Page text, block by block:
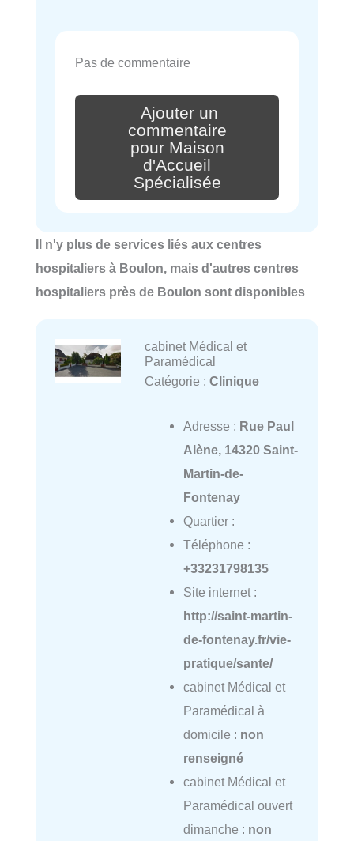
Pas de commentaire
Ajouter un
commentaire
pour Maison
d'Accueil
Spécialisée
Il n'y plus de services liés aux centres
hospitaliers à Boulon, mais d'autres centres
hospitaliers près de Boulon sont disponibles
cabinet Médical et
Paramédical
Catégorie : Clinique
Adresse : Rue Paul
Alène, 14320 Saint-
Martin-de-
Fontenay
Quartier :
Téléphone :
+33231798135
Site internet :
http://saint-martin-
de-fontenay.fr/vie-
pratique/sante/
cabinet Médical et
Paramédical à
domicile : non
renseigné
cabinet Médical et
Paramédical ouvert
dimanche : non